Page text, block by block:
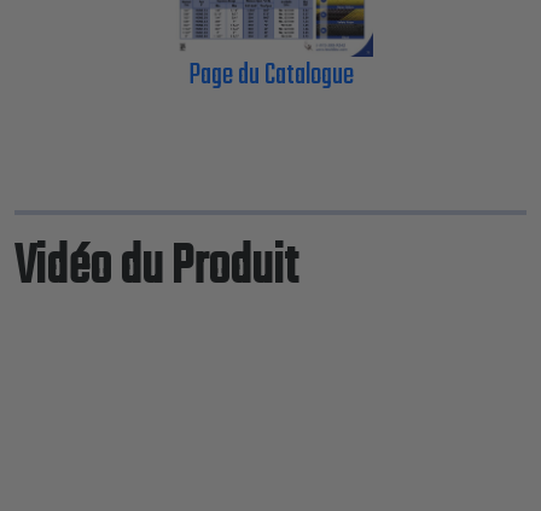
Page du Catalogue
Vidéo du Produit